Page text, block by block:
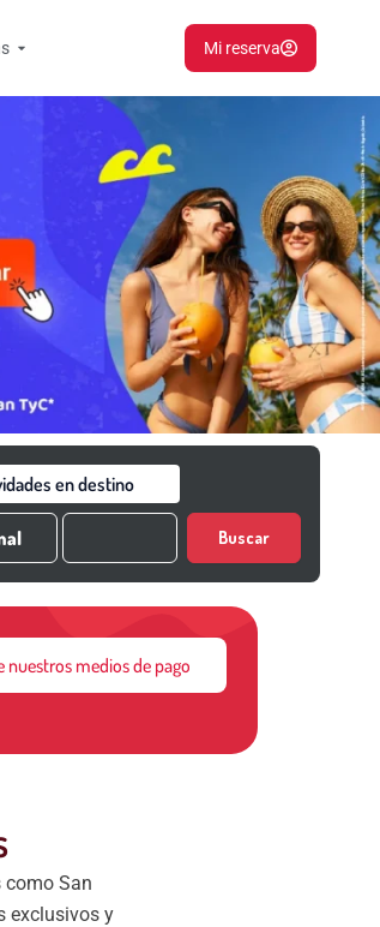
Open Conoce más Mi reserva
en destino
Buscar
nuestros medios de pago
como San
exclusivos y